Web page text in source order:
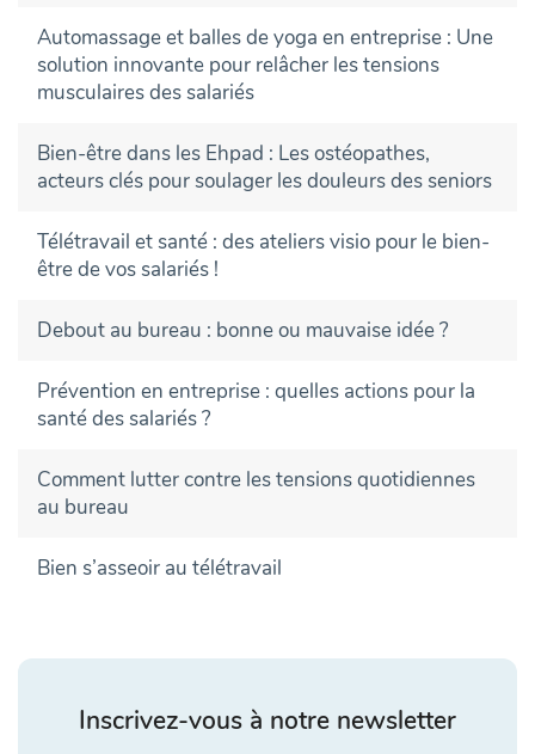
Automassage et balles de yoga en entreprise : Une
solution innovante pour relâcher les tensions
musculaires des salariés
Bien-être dans les Ehpad : Les ostéopathes,
acteurs clés pour soulager les douleurs des seniors
Télétravail et santé : des ateliers visio pour le bien-
être de vos salariés !
Debout au bureau : bonne ou mauvaise idée ?
Prévention en entreprise : quelles actions pour la
santé des salariés ?
Comment lutter contre les tensions quotidiennes
au bureau
Bien s’asseoir au télétravail
Inscrivez-vous à notre newsletter